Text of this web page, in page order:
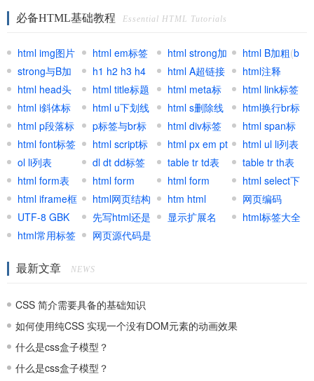
必备HTML基础教程 Essential HTML Tutorials
html img图片
标签
html em标签
(EM强调标签
html strong加
粗(strong标
签)
html B加粗(b
加粗标签
strong与B加
粗区别
h1 h2 h3 h4
标签 (html标
题标签)
html A超链接
锚文本
html注释
html head头
部标签
html title标题
标签
html meta标
签
html link标签
html i斜体标
签
html u下划线
标签
html s删除线
标签
html换行br标
签
html p段落标
签
p标签与br标
签区别
html div标签
元素
html span标
签
html font标签
html script标
签
html px em pt
网页单位
html ul li列表
ol li列表
dl dt dd标签
组
table tr td表
格
table tr th表
格
html form表
单
html form
input
html form
textarea文本
区域
html select下
拉与跳转
(Html select)
html iframe框
架
html网页结构
htm html
shtml区别用
网页编码
charset
UTF-8 GBK
UTF8
联系
先写html还是
先写CSS
显示扩展名
html标签大全
html常用标签
网页源代码是
最新文章 NEWS
CSS 简介需要具备的基础知识
如何使用纯CSS 实现一个没有DOM元素的动画效果
什么是css盒子模型？
什么是css盒子模型？